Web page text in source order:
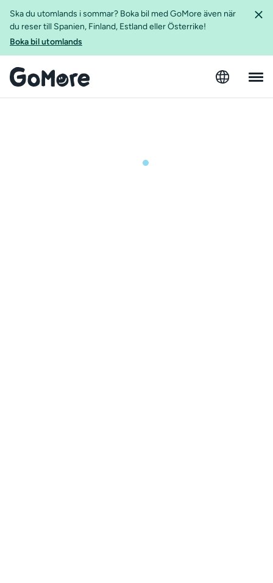
Ska du utomlands i sommar? Boka bil med GoMore även när
du reser till Spanien, Finland, Estland eller Österrike!
Boka bil utomlands